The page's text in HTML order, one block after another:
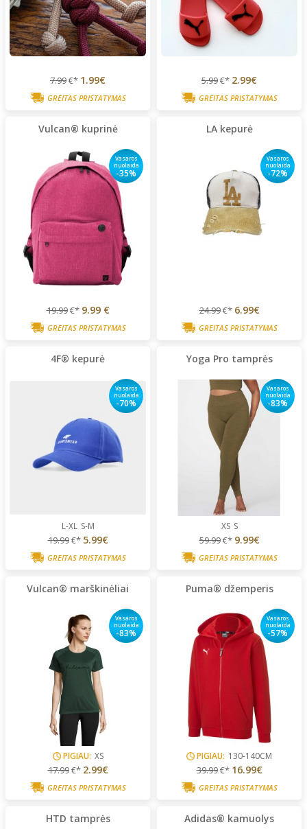
7.99€* 1.99€
GREITAS PRISTATYMAS
5.99€* 2.99€
GREITAS PRISTATYMAS
Vulcan® kuprinė
Vasaros
nuolaida
-35%
19.99€* 9.99 €
GREITAS PRISTATYMAS
LA kepurė
Vasaros
nuolaida
-72%
24.99€* 6.99€
GREITAS PRISTATYMAS
4F® kepurė
Vasaros
nuolaida
-70%
L-XL S-M
19.99€* 5.99€
GREITAS PRISTATYMAS
Yoga Pro tamprės
Vasaros
nuolaida
-83%
XS S
59.99€* 9.99€
GREITAS PRISTATYMAS
Vulcan® marškinėliai
Vasaros
nuolaida
-83%
PIGIAU: XS
17.99€* 2.99€
GREITAS PRISTATYMAS
Puma® džemperis
Vasaros
nuolaida
-57%
PIGIAU: 130-140CM
39.99€* 16.99€
GREITAS PRISTATYMAS
HTD tamprės Adidas® kamuolys